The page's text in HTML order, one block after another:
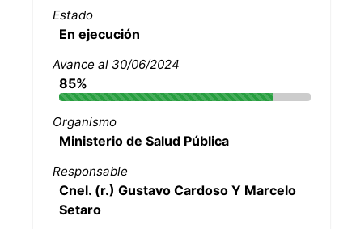
Estado
En ejecución
Avance al 30/06/2024
85%
Organismo
Ministerio de Salud Pública
Responsable
Cnel. (r.) Gustavo Cardoso Y Marcelo
Setaro